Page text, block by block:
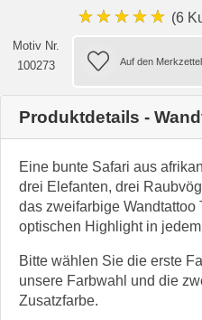
★★★★★ (6
Motiv Nr.
100273
Produktdetails -
Eine bunte Safari aus
drei Elefanten, drei
das zweifarbige Wandtattoo
optischen Highlight in
Bitte wählen Sie die erste
unsere Farbwahl und die
Zusatzfarbe.